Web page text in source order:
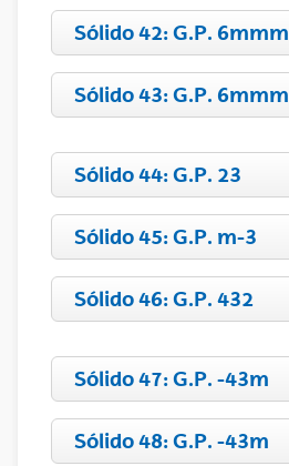
Sólido 42: G.P. 6mmm
Sólido 43: G.P. 6mmm
Sólido 44: G.P. 23
Sólido 45: G.P. m-3
Sólido 46: G.P. 432
Sólido 47: G.P. -43m
Sólido 48: G.P. -43m